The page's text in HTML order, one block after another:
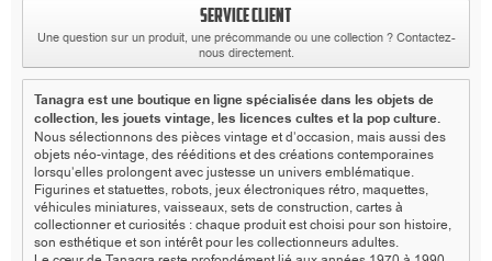
SERVICE CLIENT
Une question sur un produit, une précommande ou une collection ? Contactez-
nous directement.
Tanagra est une boutique en ligne spécialisée dans les objets de
collection, les jouets vintage, les licences cultes et la pop culture.
Nous sélectionnons des pièces vintage et d’occasion, mais aussi des
objets néo-vintage, des rééditions et des créations contemporaines
lorsqu’elles prolongent avec justesse un univers emblématique.
Figurines et statuettes, robots, jeux électroniques rétro, maquettes,
véhicules miniatures, vaisseaux, sets de construction, cartes à
collectionner et curiosités : chaque produit est choisi pour son histoire,
son esthétique et son intérêt pour les collectionneurs adultes.